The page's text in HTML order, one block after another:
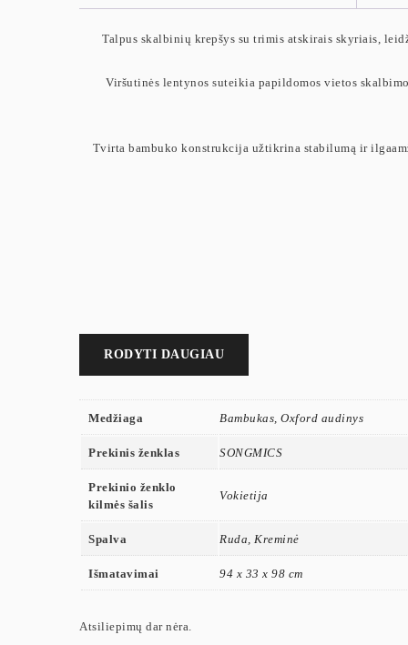
Talpus skalbinių krepšys su trimis atskirais skyriais,
Viršutinės lentynos suteikia papildomos vietos
Tvirta bambuko konstrukcija užtikrina stabilumą ir
RODYTI DAUGIAU
Medžiaga Bambukas, Oxford audinys
Prekinis ženklas SONGMICS
Prekinio ženklo
kilmės šalis
Vokietija
Spalva Ruda, Kreminė
Išmatavimai 94 x 33 x 98 cm
Atsiliepimų dar nėra.